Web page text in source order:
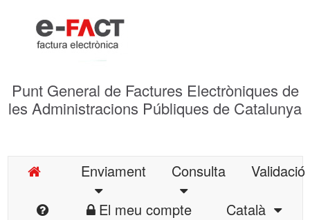
Punt General de Factures Electròniques de
les Administracions Públiques de Catalunya
Enviament Consulta
Validació
El meu compte
Català